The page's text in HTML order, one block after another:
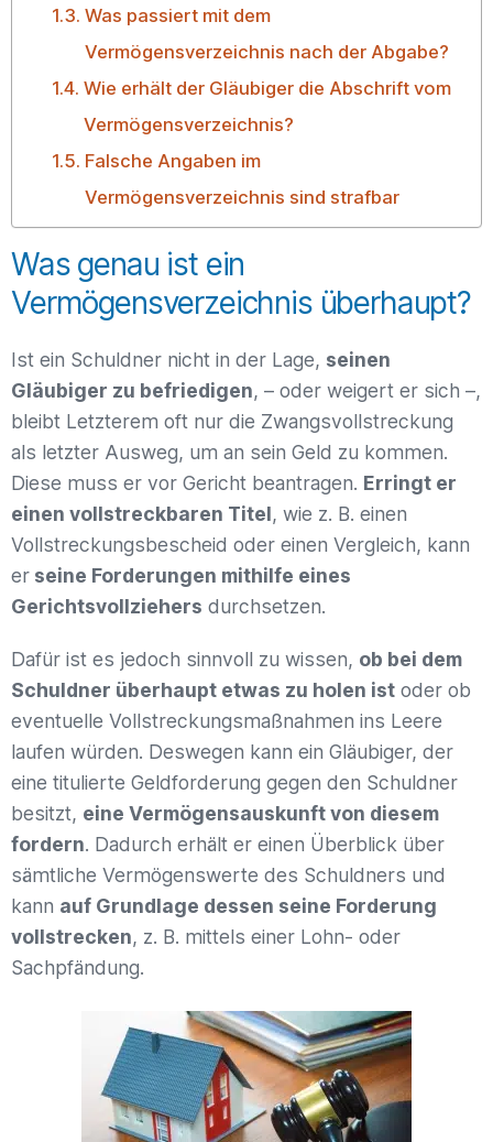
Was passiert mit dem
Vermögensverzeichnis nach der Abgabe?
Wie erhält der Gläubiger die Abschrift vom
Vermögensverzeichnis?
Falsche Angaben im
Vermögensverzeichnis sind strafbar
Was genau ist ein
Vermögensverzeichnis überhaupt?
Ist ein Schuldner nicht in der Lage, seinen
Gläubiger zu befriedigen, – oder weigert er sich –,
bleibt Letzterem oft nur die Zwangsvollstreckung
als letzter Ausweg, um an sein Geld zu kommen.
Diese muss er vor Gericht beantragen. Erringt er
einen vollstreckbaren Titel, wie z. B. einen
Vollstreckungsbescheid oder einen Vergleich, kann
er seine Forderungen mithilfe eines
Gerichtsvollziehers durchsetzen.
Dafür ist es jedoch sinnvoll zu wissen, ob bei dem
Schuldner überhaupt etwas zu holen ist oder ob
eventuelle Vollstreckungsmaßnahmen ins Leere
laufen würden. Deswegen kann ein Gläubiger, der
eine titulierte Geldforderung gegen den Schuldner
besitzt, eine Vermögensauskunft von diesem
fordern. Dadurch erhält er einen Überblick über
sämtliche Vermögenswerte des Schuldners und
kann auf Grundlage dessen seine Forderung
vollstrecken, z. B. mittels einer Lohn- oder
Sachpfändung.